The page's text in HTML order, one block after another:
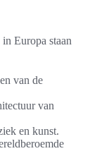
Europa staan
van de
van
en kunst.